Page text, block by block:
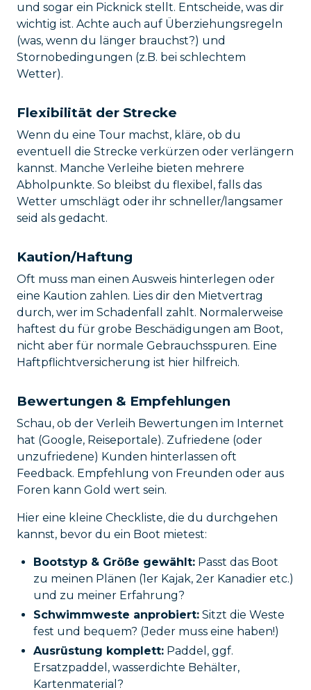
und sogar ein Picknick stellt. Entscheide, was dir
wichtig ist. Achte auch auf Überziehungsregeln
(was, wenn du länger brauchst?) und
Stornobedingungen (z.B. bei schlechtem
Wetter).
Flexibilität der Strecke
Wenn du eine Tour machst, kläre, ob du
eventuell die Strecke verkürzen oder verlängern
kannst. Manche Verleihe bieten mehrere
Abholpunkte. So bleibst du flexibel, falls das
Wetter umschlägt oder ihr schneller/langsamer
seid als gedacht.
Kaution/Haftung
Oft muss man einen Ausweis hinterlegen oder
eine Kaution zahlen. Lies dir den Mietvertrag
durch, wer im Schadenfall zahlt. Normalerweise
haftest du für grobe Beschädigungen am Boot,
nicht aber für normale Gebrauchsspuren. Eine
Haftpflichtversicherung ist hier hilfreich.
Bewertungen & Empfehlungen
Schau, ob der Verleih Bewertungen im Internet
hat (Google, Reiseportale). Zufriedene (oder
unzufriedene) Kunden hinterlassen oft
Feedback. Empfehlung von Freunden oder aus
Foren kann Gold wert sein.
Hier eine kleine Checkliste, die du durchgehen
kannst, bevor du ein Boot mietest:
Bootstyp & Größe gewählt: Passt das Boot
zu meinen Plänen (1er Kajak, 2er Kanadier etc.)
und zu meiner Erfahrung?
Schwimmweste anprobiert: Sitzt die Weste
fest und bequem? (Jeder muss eine haben!)
Ausrüstung komplett: Paddel, ggf.
Ersatzpaddel, wasserdichte Behälter,
Kartenmaterial?